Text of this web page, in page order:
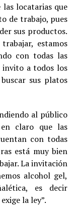
locatarias que
de trabajo, pues
sus productos.
estamos
con todas las
invito a todos los
sus platos
al público
claro que las
con todas
está muy bien
La invitación
alcohol gel,
es decir
la ley”.